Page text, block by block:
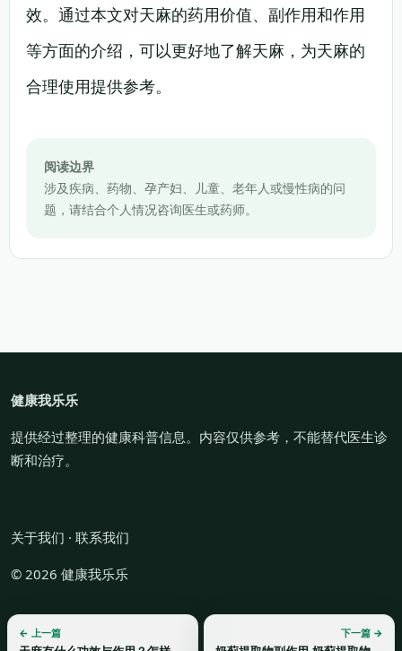
效。通过本文对天麻的药用价值、副作用和作用
等方面的介绍，可以更好地了解天麻，为天麻的
合理使用提供参考。
阅读边界
涉及疾病、药物、孕产妇、儿童、老年人或慢性病的问
题，请结合个人情况咨询医生或药师。
← 上一篇 下一篇 →
健康我乐乐
提供经过整理的健康科普信息。内容仅供参考，不能替代医生诊
断和治疗。
关于我们 · 联系我们
© 2026 健康我乐乐